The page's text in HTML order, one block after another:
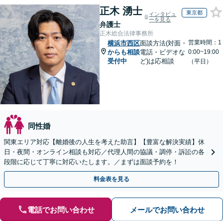
正木 湧士
弁護士
インタビュ
ーを見る
東京都
正木総合法律事務所
横浜市西区
からも相談
受付中
面談方法(対面・
電話・ビデオな
ど)は応相談
営業時間：1
0:00~19:00
（平日）
同性婚
関東エリア対応【離婚後の人生を考えた助言】【豊富な解決実績】休
日・夜間・オンライン相談も対応／代理人間の協議・調停・訴訟の各
段階に応じて丁寧に対応いたします。／まずは面談予約を！
料金表を見る
電話でお問い合わせ メールでお問い合わせ